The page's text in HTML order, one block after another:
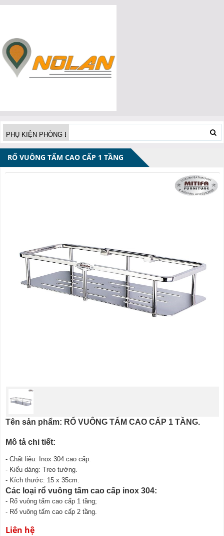
RỔ VUÔNG TẤM CAO CẤP 1 TẦNG
Tên sản phẩm: RỔ VUÔNG TẤM CAO CẤP 1 TẦNG.
Mô tả chi tiết:
- Chất liệu: Inox 304 cao cấp.
- Kiểu dáng: Treo tường.
- Kích thước: 15 x 35cm.
Các loại rổ vuông tấm cao cấp inox 304:
- Rổ vuông tấm cao cấp 1 tầng;
- Rổ vuông tấm cao cấp 2 tầng.
Liên hệ